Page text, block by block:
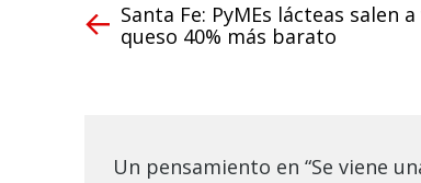
Santa Fe: PyMEs lácteas salen
queso 40% más barato
Un pensamiento en “Se viene